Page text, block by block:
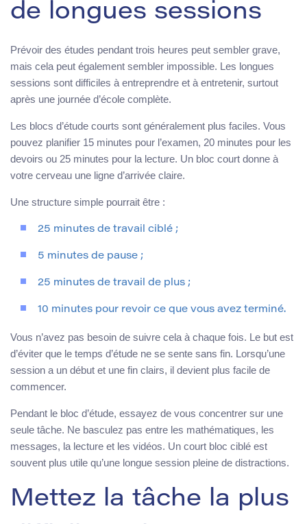
de longues sessions
Prévoir des études pendant trois heures peut sembler grave,
mais cela peut également sembler impossible. Les longues
sessions sont difficiles à entreprendre et à entretenir, surtout
après une journée d’école complète.
Les blocs d’étude courts sont généralement plus faciles. Vous
pouvez planifier 15 minutes pour l’examen, 20 minutes pour les
devoirs ou 25 minutes pour la lecture. Un bloc court donne à
votre cerveau une ligne d’arrivée claire.
Une structure simple pourrait être :
25 minutes de travail ciblé ;
5 minutes de pause ;
25 minutes de travail de plus ;
10 minutes pour revoir ce que vous avez terminé.
Vous n’avez pas besoin de suivre cela à chaque fois. Le but est
d’éviter que le temps d’étude ne se sente sans fin. Lorsqu’une
session a un début et une fin clairs, il devient plus facile de
commencer.
Pendant le bloc d’étude, essayez de vous concentrer sur une
seule tâche. Ne basculez pas entre les mathématiques, les
messages, la lecture et les vidéos. Un court bloc ciblé est
souvent plus utile qu’une longue session pleine de distractions.
Mettez la tâche la plus